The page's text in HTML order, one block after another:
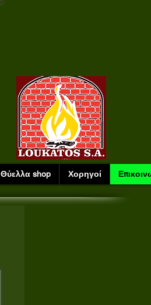
Θύελλα shop Χορηγοί